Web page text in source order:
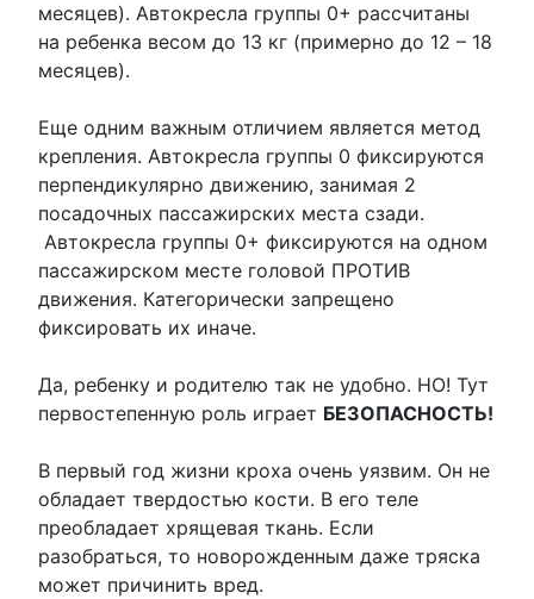
месяцев). Автокресла группы 0+ рассчитаны
на ребенка весом до 13 кг (примерно до 12 – 18
месяцев).
Еще одним важным отличием является метод
крепления. Автокресла группы 0 фиксируются
перпендикулярно движению, занимая 2
посадочных пассажирских места сзади.
Автокресла группы 0+ фиксируются на одном
пассажирском месте головой ПРОТИВ
движения. Категорически запрещено
фиксировать их иначе.
Да, ребенку и родителю так не удобно. НО! Тут
первостепенную роль играет БЕЗОПАСНОСТЬ!
В первый год жизни кроха очень уязвим. Он не
обладает твердостью кости. В его теле
преобладает хрящевая ткань. Если
разобраться, то новорожденным даже тряска
может причинить вред.